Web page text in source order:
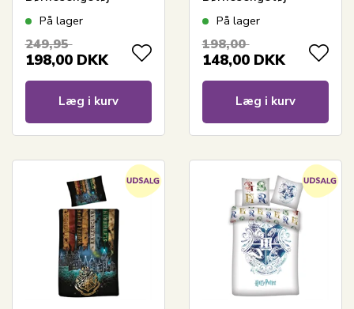
140x200 cm - Glow in
På lager
249,95
198,00 DKK
Læg i kurv
140x200 cm - Glow in
våbenskjold
På lager
198,00
148,00 DKK
Læg i kurv